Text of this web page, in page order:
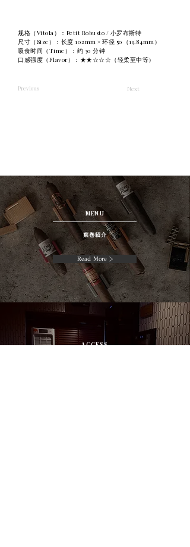
规格（Vitola）：Petit Robusto / 小罗布斯特
尺寸（Size）：长度 102mm × 环径 50（19.84mm）
吸食时间（Time）：约 30 分钟
口感强度（Flavor）：★★☆☆☆（轻柔至中等）
Previous Next
MENU
葉巻紹介
Read More >
ACCESS